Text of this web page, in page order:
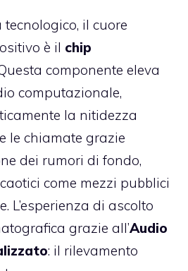
il cuore
è il chip
componente eleva
computazionale,
la nitidezza
le chiamate grazie
dei rumori di fondo,
come mezzi pubblici
L’esperienza di ascolto
grazie all’Audio
: il rilevamento